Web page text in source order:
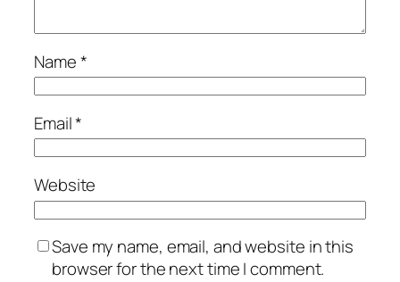
Name*
Email*
Website
Save my name, email, and website in this
browser for the next time I comment.